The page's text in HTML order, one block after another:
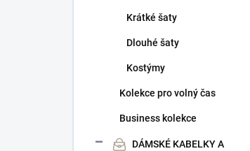
Krátké šaty
Dlouhé šaty
Kostýmy
Kolekce pro volný čas
Business kolekce
DÁMSKÉ KABELKY A